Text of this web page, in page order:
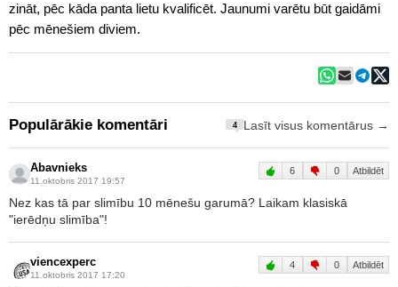
zināt, pēc kāda panta lietu kvalificēt. Jaunumi varētu būt gaidāmi
pēc mēnešiem diviem.
Populārākie komentāri 4 Lasīt visus komentārus →
Abavnieks
11.oktobris 2017 19:57
6 0 Atbildēt
Nez kas tā par slimību 10 mēnešu garumā? Laikam klasiskā
"ierēdņu slimība"!
viencexperc
11.oktobris 2017 17:20
4 0 Atbildēt